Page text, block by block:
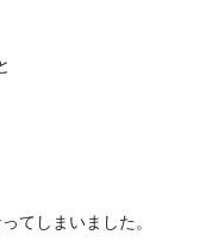
てしまいました。